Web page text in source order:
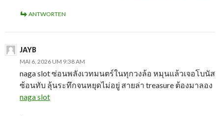
ANTWORTEN
JAYB
MAI 6, 2026 UM 9:38 AM
naga slot ซ่อนพลังเวทมนตร์ในทุกวงล้อ หมุนแล้วเจอโบนัส
ซ้อนทับ ลุ้นระทึกจนหยุดไม่อยู่ สายล่า treasure ต้องมาลอง
naga slot